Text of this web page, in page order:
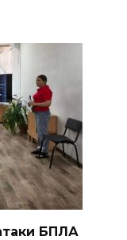
БПЛА